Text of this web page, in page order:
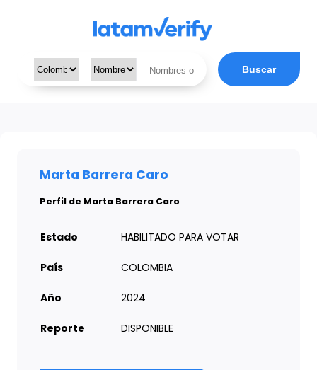
Buscar
Marta Barrera Caro
Perfil de Marta Barrera Caro
Estado HABILITADO PARA VOTAR
País COLOMBIA
Año 2024
Reporte DISPONIBLE